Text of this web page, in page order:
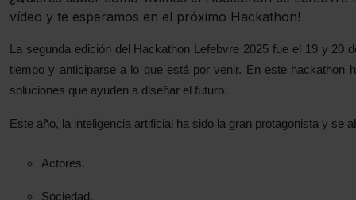
vídeo y te esperamos en el próximo Hackathon!
La segunda edición del Hackathon Lefebvre 2025 fue el 19 y
tiempo y anticiparse a lo que está por venir. En este hackathon
soluciones que ayuden a diseñar el futuro.
Este año, la inteligencia artificial ha sido la gran protagonista y se
Actores.
Sociedad.